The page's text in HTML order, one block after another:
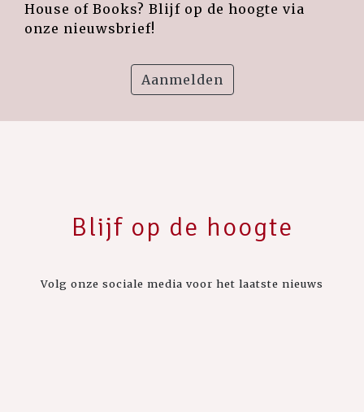
House of Books? Blijf op de hoogte via
onze nieuwsbrief!
Aanmelden
Blijf op de hoogte
Volg onze sociale media voor het laatste nieuws